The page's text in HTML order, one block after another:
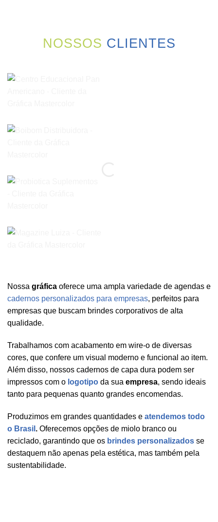
NOSSOS CLIENTES
Nossa gráfica oferece uma ampla variedade de agendas e
cadernos personalizados para empresas, perfeitos para
empresas que buscam brindes corporativos de alta
qualidade.
Trabalhamos com acabamento em wire-o de diversas
cores, que confere um visual moderno e funcional ao item.
Além disso, nossos cadernos de capa dura podem ser
impressos com o logotipo da sua empresa, sendo ideais
tanto para pequenas quanto grandes encomendas.
Produzimos em grandes quantidades e atendemos todo
o Brasil . Oferecemos opções de miolo branco ou
reciclado, garantindo que os brindes personalizados se
destaquem não apenas pela estética, mas também pela
sustentabilidade.